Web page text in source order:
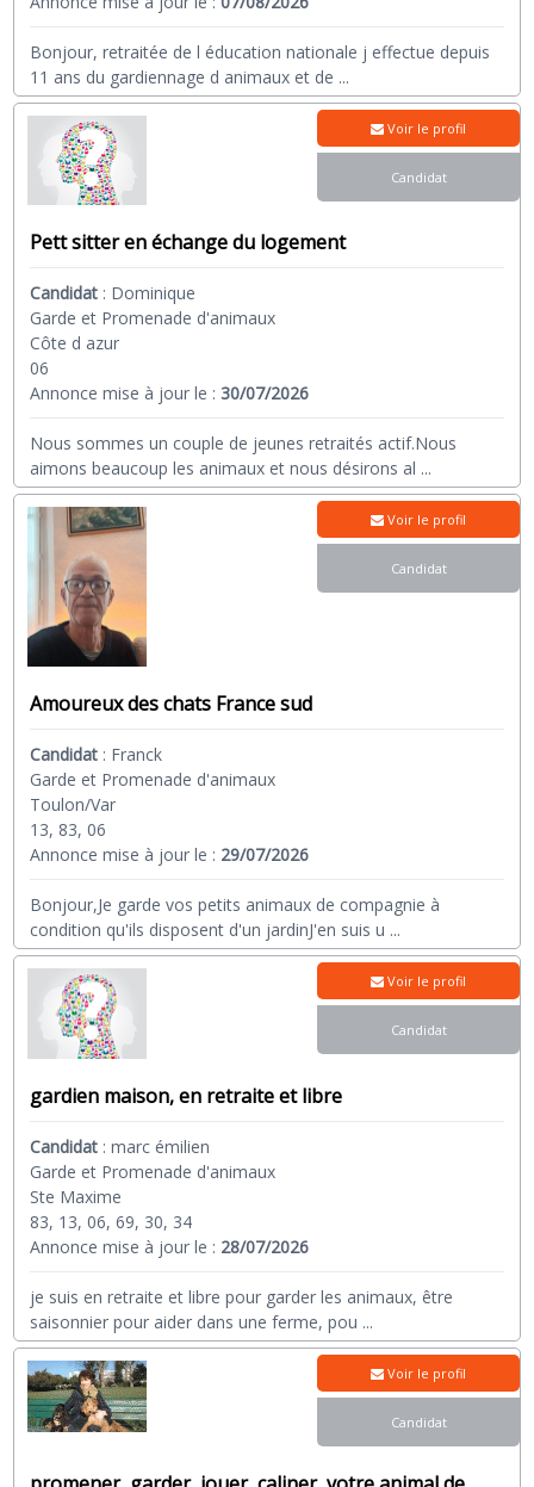
Bonjour, retraitée de l éducation nationale j effectue depuis
11 ans du gardiennage d animaux et de ...
Pett sitter en échange du logement
Candidat : Dominique
Garde et Promenade d'animaux
Côte d azur
06
Annonce mise à jour le :30/07/2026
Nous sommes un couple de jeunes retraités actif.Nous
aimons beaucoup les animaux et nous désirons al ...
Voir le profil
Candidat
Amoureux des chats France sud
Candidat : Franck
Garde et Promenade d'animaux
Toulon/Var
13, 83, 06
Annonce mise à jour le : 29/07/2026
Bonjour,Je garde vos petits animaux de compagnie à
condition qu'ils disposent d'un jardinJ'en suis u ...
Voir le profil
Candidat
gardien maison, en retraite et libre
Candidat :marc émilien
Garde et Promenade d'animaux
Ste Maxime
83, 13, 06, 69, 30, 34
Annonce mise à jour le : 28/07/2026
je suis en retraite et libre pour garder les animaux, être
saisonnier pour aider dans une ferme, pou ...
Voir le profil
Candidat
Voir le profil
Candidat